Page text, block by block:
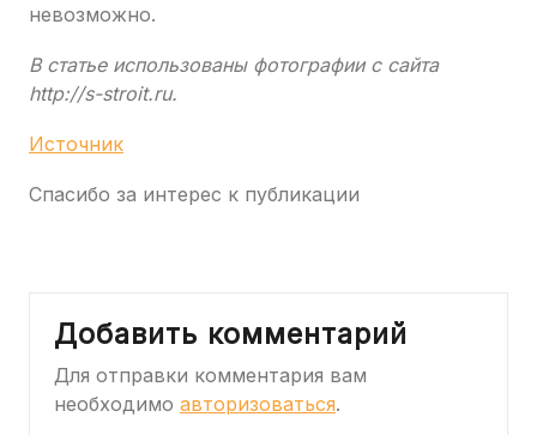
невозможно.
В статье использованы фотографии с сайта
http://s-stroit.ru.
Источник
Спасибо за интерес к публикации
Добавить комментарий
Для отправки комментария вам
необходимо авторизоваться.